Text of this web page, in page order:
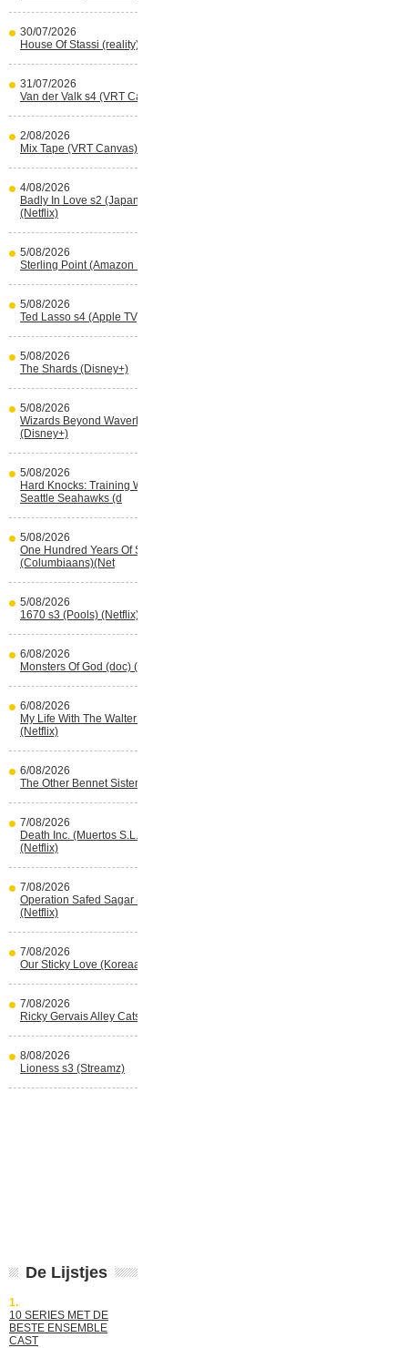
30/07/2026
House Of Stassi (reality) (Disney+)
31/07/2026
Van der Valk s4 (VRT Canvas)
2/08/2026
Mix Tape (VRT Canvas)
4/08/2026
Badly In Love s2 (Japans) (reality)
(Netflix)
5/08/2026
Sterling Point (Amazon Prime Video)
5/08/2026
Ted Lasso s4 (Apple TV)
5/08/2026
The Shards (Disney+)
5/08/2026
Wizards Beyond Waverly Place s3
(Disney+)
5/08/2026
Hard Knocks: Training With The
Seattle Seahawks (d
5/08/2026
One Hundred Years Of Solitude s2
(Columbiaans)(Net
5/08/2026
1670 s3 (Pools) (Netflix)
6/08/2026
Monsters Of God (doc) (HBO Max)
6/08/2026
My Life With The Walter Boys s3
(Netflix)
6/08/2026
The Other Bennet Sister (HBO Max)
7/08/2026
Death Inc. (Muertos S.L.) s4 (Spaans)
(Netflix)
7/08/2026
Operation Safed Sagar (Indisch)
(Netflix)
7/08/2026
Our Sticky Love (Koreaans) (Netflix)
7/08/2026
Ricky Gervais Alley Cats (Netflix)
8/08/2026
Lioness s3 (Streamz)
De Lijstjes
1.
10 SERIES MET DE
BESTE ENSEMBLE
CAST